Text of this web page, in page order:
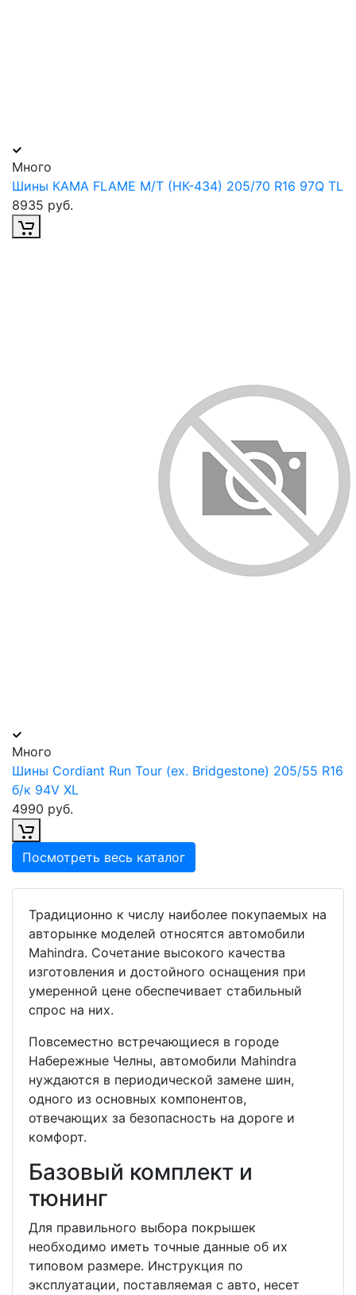
Много
Шины КАМА FLAME M/T (НК-434) 205/70 R16 97Q TL
8935 руб.
Много
Шины Cordiant Run Tour (ex. Bridgestone) 205/55 R16
б/к 94V XL
4990 руб.
Посмотреть весь каталог
Традиционно к числу наиболее покупаемых на
авторынке моделей относятся автомобили
Mahindra. Сочетание высокого качества
изготовления и достойного оснащения при
умеренной цене обеспечивает стабильный
спрос на них.
Повсеместно встречающиеся в городе
Набережные Челны, автомобили Mahindra
нуждаются в периодической замене шин,
одного из основных компонентов,
отвечающих за безопасность на дороге и
комфорт.
Базовый комплект и
тюнинг
Для правильного выбора покрышек
необходимо иметь точные данные об их
типовом размере. Инструкция по
эксплуатации, поставляемая с авто, несет